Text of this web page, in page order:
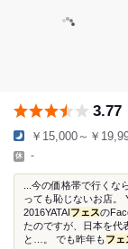
3.77
￥15,000～￥
-
...今の価格帯で行く
っても恥じないお店。
2016YATAIフェスの
たのですが、日本を代
と…。 でも昨年もフェ